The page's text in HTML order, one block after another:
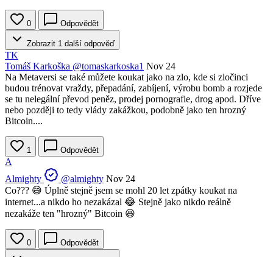
0 Odpovědět
Zobrazit 1 další odpověď
TK
Tomáš Karkoška @tomaskarkoska1 Nov 24
Na Metaversi se také můžete koukat jako na zlo, kde si zločinci
budou trénovat vraždy, přepadání, zabíjení, výrobu bomb a rozjede
se tu nelegální převod peněz, prodej pornografie, drog apod. Dříve
nebo později to tedy vlády zakážkou, podobně jako ten hrozný
Bitcoin....
1 Odpovědět
A
Almighty
@almighty Nov 24
Co??? 😅 Úplně stejně jsem se mohl 20 let zpátky koukat na
internet...a nikdo ho nezakázal 😂 Stejně jako nikdo reálně
nezakáže ten "hrozný" Bitcoin 😆
0 Odpovědět